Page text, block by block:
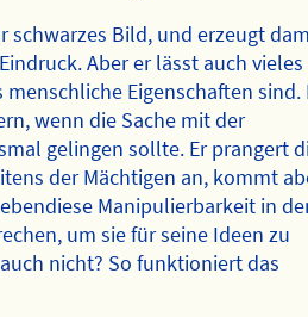
schwarzes Bild, und erzeugt
Aber er lässt auch vieles
Eigenschaften sind.
wenn die Sache mit der
gelingen sollte. Er prangert
der Mächtigen an, kommt
Manipulierbarkeit in
um sie für seine Ideen zu
nicht? So funktioniert das